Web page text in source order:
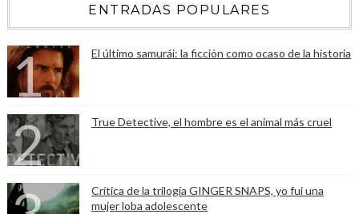
ENTRADAS POPULARES
El último samurái: la ficción como ocaso de la historia
True Detective, el hombre es el animal más cruel
Crítica de la trilogía GINGER SNAPS, yo fui una
mujer loba adolescente